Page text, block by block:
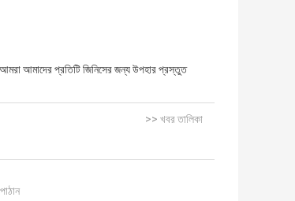
আমাদের প্রতিটি জিনিসের জন্য উপহার প্রস্তুত
>> খবর তালিকা